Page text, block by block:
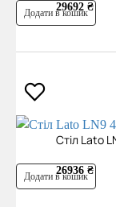
29692 ₴
Додати в кошик
Cтіл Lato
26936 ₴
Додати в кошик